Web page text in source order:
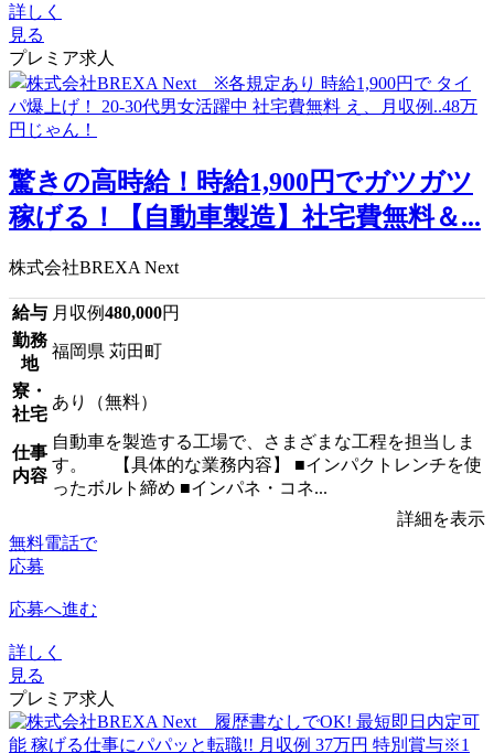
詳しく
見る
プレミア求人
驚きの高時給！時給1,900円でガツガツ
稼げる！【自動車製造】社宅費無料＆...
株式会社BREXA Next
給与 月収例480,000円
勤務
地
福岡県 苅田町
寮・
社宅
あり（無料）
仕事
内容
自動車を製造する工場で、さまざまな工程を担当しま
す。 【具体的な業務内容】 ■インパクトレンチを使
ったボルト締め ■インパネ・コネ...
詳細を表示
無料電話で
応募
応募へ進む
詳しく
見る
プレミア求人